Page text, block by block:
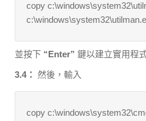
copy
並按下 “Enter” 鍵以建立實用程
3.4： 然後，輸入
copy